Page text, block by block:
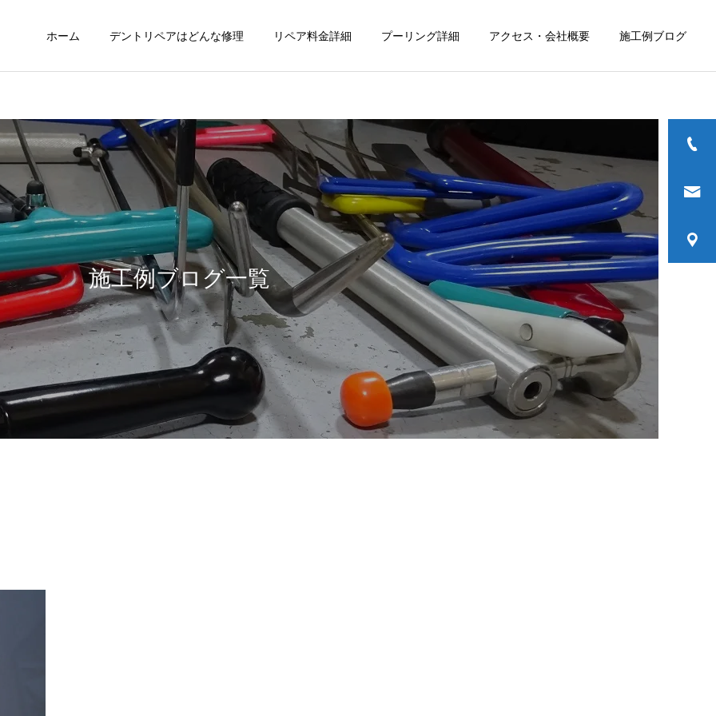
ホーム デントリペアはどんな修理 リペア料金詳細 プーリング詳細 アクセス・会社概要 施工例ブログ
施工例ブログ一覧